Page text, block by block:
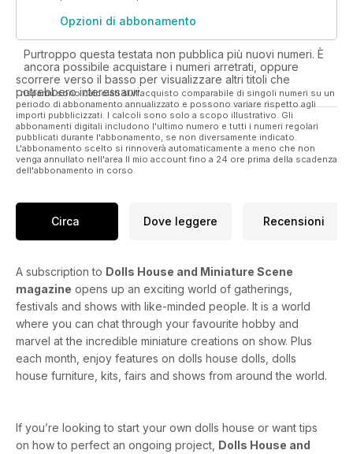
Opzioni di abbonamento
Purtroppo questa testata non pubblica più nuovi numeri. È
ancora possibile acquistare i numeri arretrati, oppure
scorrere verso il basso per visualizzare altri titoli che
potrebbero interessarvi.
I risparmi sono calcolati sull'acquisto comparabile di singoli numeri su un
periodo di abbonamento annualizzato e possono variare rispetto agli
importi pubblicizzati. I calcoli sono solo a scopo illustrativo. Gli
abbonamenti digitali includono l'ultimo numero e tutti i numeri regolari
pubblicati durante l'abbonamento, se non diversamente indicato.
L'abbonamento scelto si rinnoverà automaticamente a meno che non
venga annullato nell'area Il mio account fino a 24 ore prima della scadenza
dell'abbonamento in corso.
Circa Dove leggere Recensioni
A subscription to Dolls House and Miniature Scene
magazine opens up an exciting world of gatherings,
festivals and shows with like-minded people. It is a world
where you can chat through your favourite hobby and
marvel at the incredible miniature creations on show. Plus
each month, enjoy features on dolls house dolls, dolls
house furniture, kits, fairs and shows from around the world.
If you’re looking to start your own dolls house or want tips
on how to perfect an ongoing project, Dolls House and